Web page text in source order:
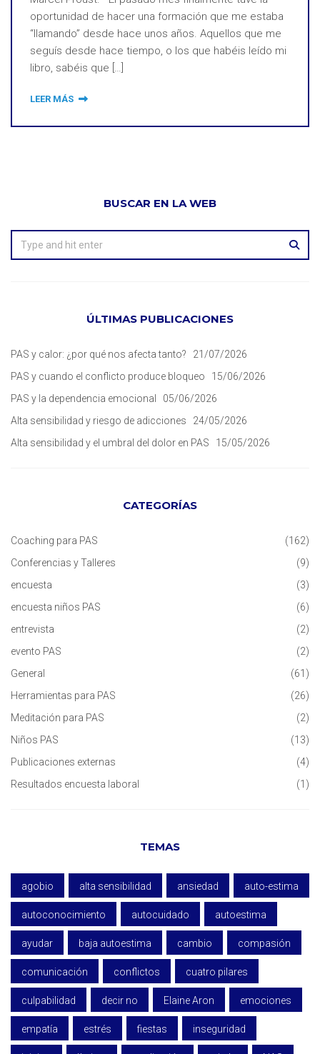
oportunidad de hacer una formación que me estaba
“llamando” desde hace unos años. Aquellos que me
seguís desde hace tiempo, o los que habéis leído mi
libro, sabéis que […]
LEER MÁS
BUSCAR EN LA WEB
ÚLTIMAS PUBLICACIONES
PAS y calor: ¿por qué nos afecta tanto?
21/07/2026
PAS y cuando el conflicto produce bloqueo
15/06/2026
PAS y la dependencia emocional
05/06/2026
Alta sensibilidad y riesgo de adicciones
24/05/2026
Alta sensibilidad y el umbral del dolor en PAS
15/05/2026
CATEGORÍAS
Coaching para PAS
(162)
Conferencias y Talleres
(9)
encuesta
(3)
encuesta niños PAS
(6)
entrevista
(2)
evento PAS
(2)
General
(61)
Herramientas para PAS
(26)
Meditación para PAS
(2)
Niños PAS
(13)
Publicaciones externas
(4)
Resultados encuesta laboral
(1)
TEMAS
agobio alta sensibilidad ansiedad auto-estima
autoconocimiento autocuidado autoestima
ayudar baja autoestima cambio compasión
comunicación conflictos cuatro pilares
culpabilidad decir no Elaine Aron emociones
empatía estrés fiestas inseguridad